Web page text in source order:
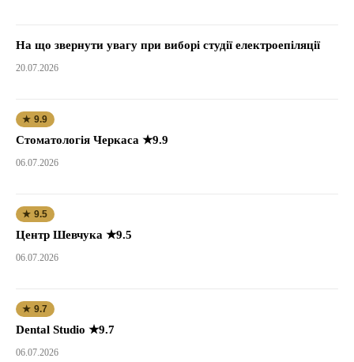
На що звернути увагу при виборі студії електроепіляції
20.07.2026
★ 9.9
Стоматологія Черкаса ★9.9
06.07.2026
★ 9.5
Центр Шевчука ★9.5
06.07.2026
★ 9.7
Dental Studio ★9.7
06.07.2026